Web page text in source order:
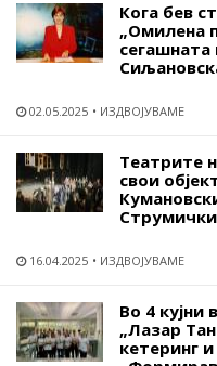
Кога бев
„Омилена
02.05.2025 ИЗДВОЈУВАМЕ
Театрите
свои
16.04.2025 ИЗДВОЈУВАМЕ
Во 4
„Лазар
кетеринг